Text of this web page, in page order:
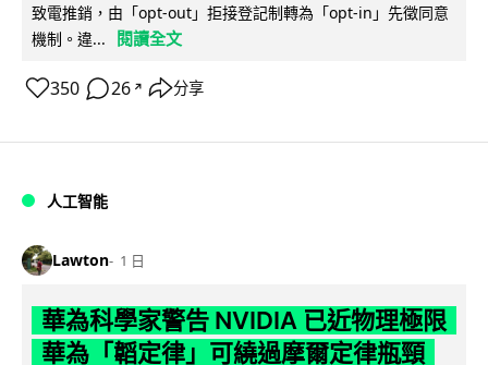
致電推銷，由「opt-out」拒接登記制轉為「opt-in」先徵同意
機制。違...
閱讀全文
350 26 ↗ 分享
人工智能
Lawton 1 日
華為科學家警告 NVIDIA 已近物理極限
華為「韜定律」可繞過摩爾定律瓶頸